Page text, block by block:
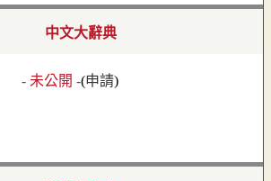
中文大辭典
- 未公開 -(申請)